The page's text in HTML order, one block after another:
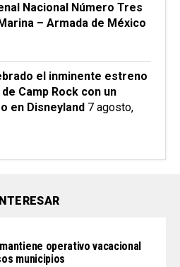
Nacional Número Tres
– Armada de México
el inminente estreno
Camp Rock con un
en Disneyland 7 agosto,
operativo vacacional
municipios